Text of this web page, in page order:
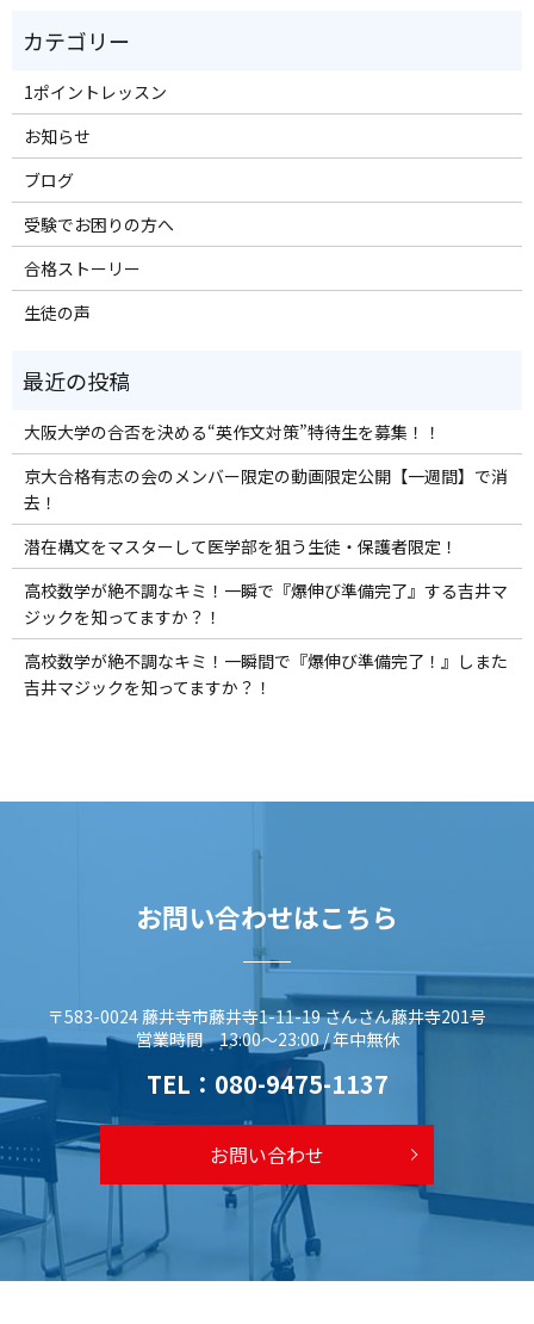
1ポイントレッスン
お知らせ
ブログ
受験でお困りの方へ
合格ストーリー
生徒の声
大阪大学の合否を決める“英作文対策”特待生を募集！！
京大合格有志の会のメンバー限定の動画限定公開【一週間】で消
去！
潜在構文をマスターして医学部を狙う生徒・保護者限定！
高校数学が絶不調なキミ！一瞬で『爆伸び準備完了』する吉井マ
ジックを知ってますか？！
高校数学が絶不調なキミ！一瞬間で『爆伸び準備完了！』しまた
吉井マジックを知ってますか？！
お問い合わせはこちら
〒583-0024 藤井寺市藤井寺1-11-19 さんさん藤井寺201号
営業時間 13:00～23:00 / 年中無休
TEL： 080-9475-1137
お問い合わせ